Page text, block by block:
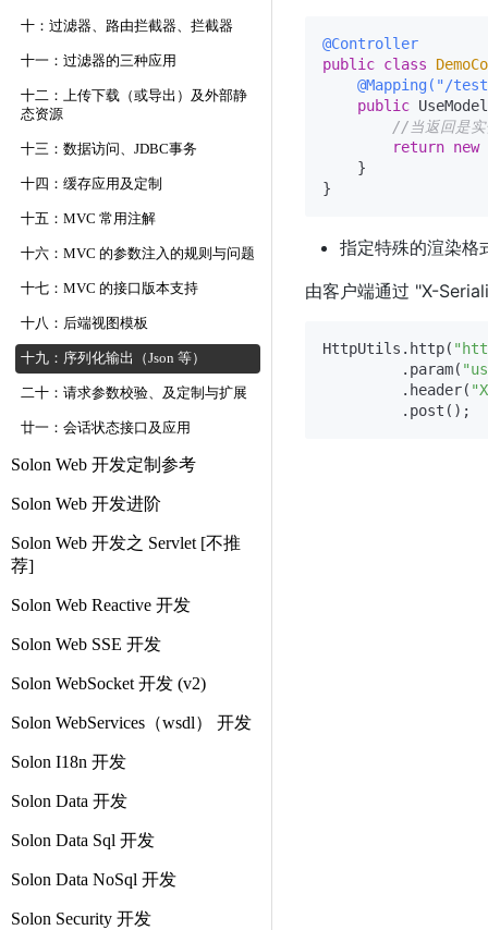
十：过滤器、路由拦截器、拦截器
十一：过滤器的三种应用
十二：上传下载（或导出）及外部静
态资源
十三：数据访问、JDBC事务
十四：缓存应用及定制
十五：MVC 常用注解
十六：MVC 的参数注入的规则与问题
十七：MVC 的接口版本支持
十八：后端视图模板
十九：序列化输出（Json 等）
二十：请求参数校验、及定制与扩展
廿一：会话状态接口及应用
Solon Web 开发定制参考
Solon Web 开发进阶
Solon Web 开发之 Servlet [不推
荐]
Solon Web Reactive 开发
Solon Web SSE 开发
Solon WebSocket 开发 (v2)
Solon WebServices（wsdl） 开发
Solon I18n 开发
Solon Data 开发
Solon Data Sql 开发
Solon Data NoSql 开发
Solon Security 开发
@Controller
public class
@Mapping("/
public
//当返回是
return new
    }
指定特殊的渲染格
由客户端通过 "X-
HttpUtils.http(
         .param(
         .header(